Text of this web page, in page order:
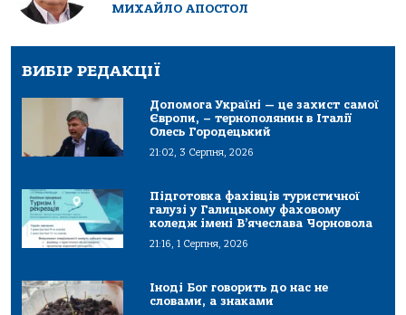
МИХАЙЛО АПОСТОЛ
ВИБІР РЕДАКЦІЇ
Допомога Україні — це захист самої
Європи, – тернополянин в Італії
Олесь Городецький
21:02, 3 Серпня, 2026
Підготовка фахівців туристичної
галузі у Галицькому фаховому
коледж імені В’ячеслава Чорновола
21:16, 1 Серпня, 2026
Іноді Бог говорить до нас не
словами, а знаками